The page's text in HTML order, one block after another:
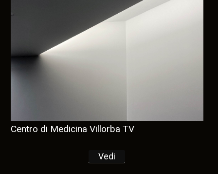
Centro di Medicina Villorba TV
Vedi